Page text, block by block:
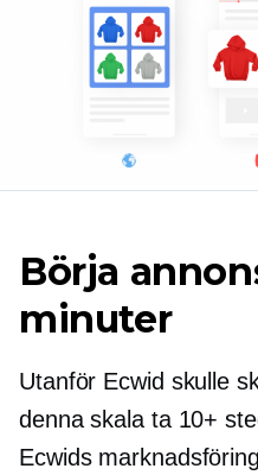
Börja
minuter
Utanför Ecwid skulle
denna skala ta 10+
Ecwids